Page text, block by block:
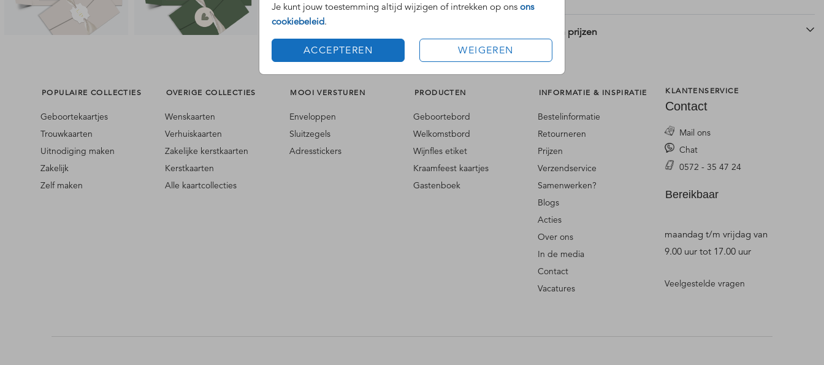
Je kunt jouw toestemming altijd wijzigen of intrekken op ons ons
cookiebeleid.
ACCEPTEREN WEIGEREN
Hulp nodig bij het ontwerpen van dit pocketfold pakketje? Stuur ons
gerust een berichtje.
Formaten en prijzen
POPULAIRE COLLECTIES
Geboortekaartjes
Trouwkaarten
Uitnodiging maken
Zakelijk
Zelf maken
OVERIGE COLLECTIES
Wenskaarten
Verhuiskaarten
Zakelijke kerstkaarten
Kerstkaarten
Alle kaartcollecties
MOOI VERSTUREN
Enveloppen
Sluitzegels
Adresstickers
PRODUCTEN
Geboortebord
Welkomstbord
Wijnfles etiket
Kraamfeest kaartjes
Gastenboek
INFORMATIE & INSPIRATIE
Bestelinformatie
Retourneren
Prijzen
Verzendservice
Samenwerken?
Blogs
Acties
Over ons
In de media
Contact
Vacatures
KLANTENSERVICE
Contact
Mail ons
Chat
0572 - 35 47 24
Bereikbaar
maandag t/m vrijdag van
9.00 uur tot 17.00 uur
Veelgestelde vragen